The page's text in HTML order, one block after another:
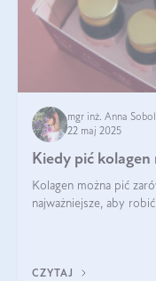
mgr inż. Anna Sobol
22 maj 2025
Kiedy pić kolagen
Kolagen można pić
najważniejsze, aby
CZYTAJ